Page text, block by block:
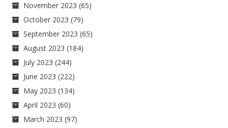
November 2023 (65)
October 2023 (79)
September 2023 (65)
August 2023 (184)
July 2023 (244)
June 2023 (222)
May 2023 (134)
April 2023 (60)
March 2023 (97)